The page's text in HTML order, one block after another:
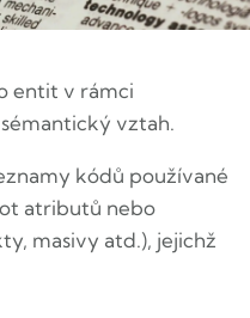
entit v rámci
vztah.
kódů používané
atributů nebo
masivy atd.), jejichž